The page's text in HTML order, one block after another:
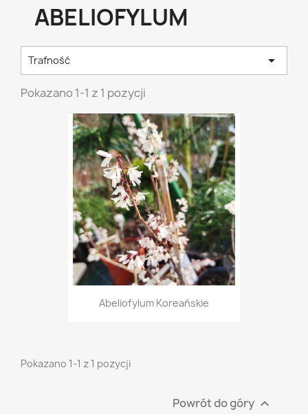
ABELIOFYLUM
Trafność 
Pokazano 1-1 z 1 pozycji
Abeliofylum Koreańskie
Pokazano 1-1 z 1 pozycji
Powrót do góry 